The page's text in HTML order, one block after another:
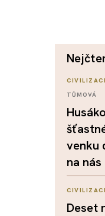
TŮMOVÁ
venku
na
Deset